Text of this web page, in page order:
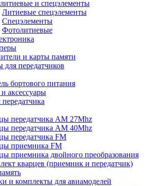
и спецэлементы
Литиевые спецэлементы
Спецэлементы
Фотолитиевые
и карты памяти
для передатчиков
бортового питания
аксессуары
передатчика AM 27Mhz
передатчика AM 40Mhz
передатчика FM
приемника FM
приемника двойного преобразования
кварцев (приемник и передатчик)
и комплекты для авиамоделей